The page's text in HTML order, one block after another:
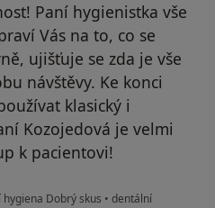
Paní hygienistka vše
Vás na to, co se
ujišťuje se zda je vše
návštěvy. Ke konci
klasický i
Kozojedová je velmi
k pacientovi!
Dobrý skus • dentální